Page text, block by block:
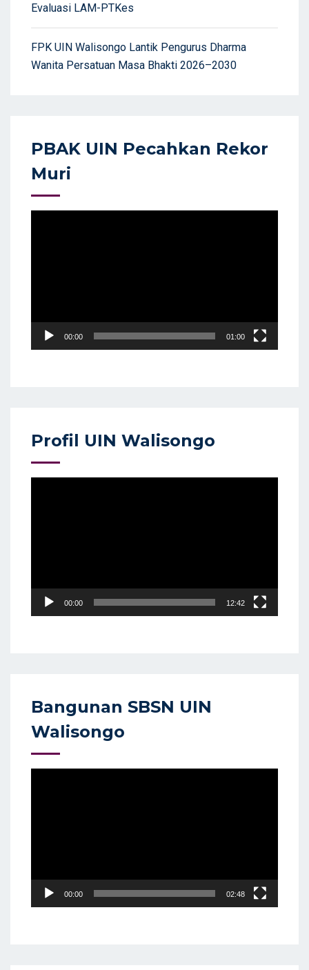
Evaluasi LAM-PTKes
FPK UIN Walisongo Lantik Pengurus Dharma
Wanita Persatuan Masa Bhakti 2026–2030
PBAK UIN Pecahkan Rekor
Muri
00:00 01:00
Profil UIN Walisongo
00:00 12:42
Bangunan SBSN UIN
Walisongo
00:00 02:48